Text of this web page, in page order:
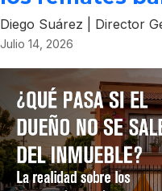
Diego Suárez Director
Julio 14, 2026